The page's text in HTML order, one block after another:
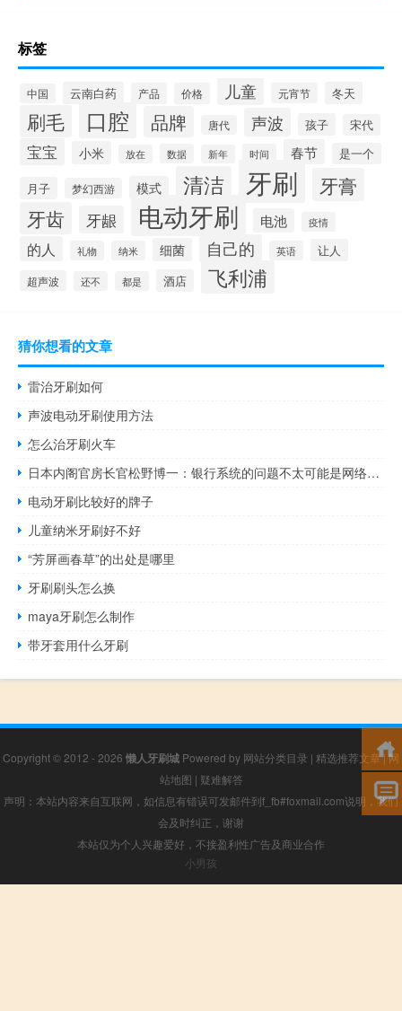
标签
中国 云南白药 产品 价格 儿童 元宵节 冬天
刷毛 口腔 品牌 唐代 声波 孩子 宋代
宝宝 小米 放在 数据 新年 时间 春节 是一个
月子 梦幻西游 模式 清洁 牙刷 牙膏
牙齿 牙龈 电动牙刷 电池 疫情
的人 礼物 纳米 细菌 自己的 英语 让人
超声波 还不 都是 酒店 飞利浦
猜你想看的文章
雷治牙刷如何
声波电动牙刷使用方法
怎么治牙刷火车
日本内阁官房长官松野博一：银行系统的问题不太可能是网络攻击造成的
电动牙刷比较好的牌子
儿童纳米牙刷好不好
“芳屏画春草”的出处是哪里
牙刷刷头怎么换
maya牙刷怎么制作
带牙套用什么牙刷
Copyright © 2012 - 2026 懒人牙刷城 Powered by 网站分类目录 | 精选推荐文章|网
站地图 | 疑难解答
声明：本站内容来自互联网，如信息有错误可发邮件到f_fb#foxmail.com说明，我们
会及时纠正，谢谢
本站仅为个人兴趣爱好，不接盈利性广告及商业合作
小男孩